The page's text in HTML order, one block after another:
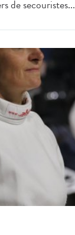
de secouristes...